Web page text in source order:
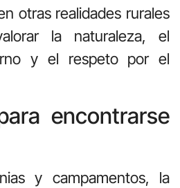
otras realidades rurales
la naturaleza, el
y el respeto por el
encontrarse
y campamentos, la